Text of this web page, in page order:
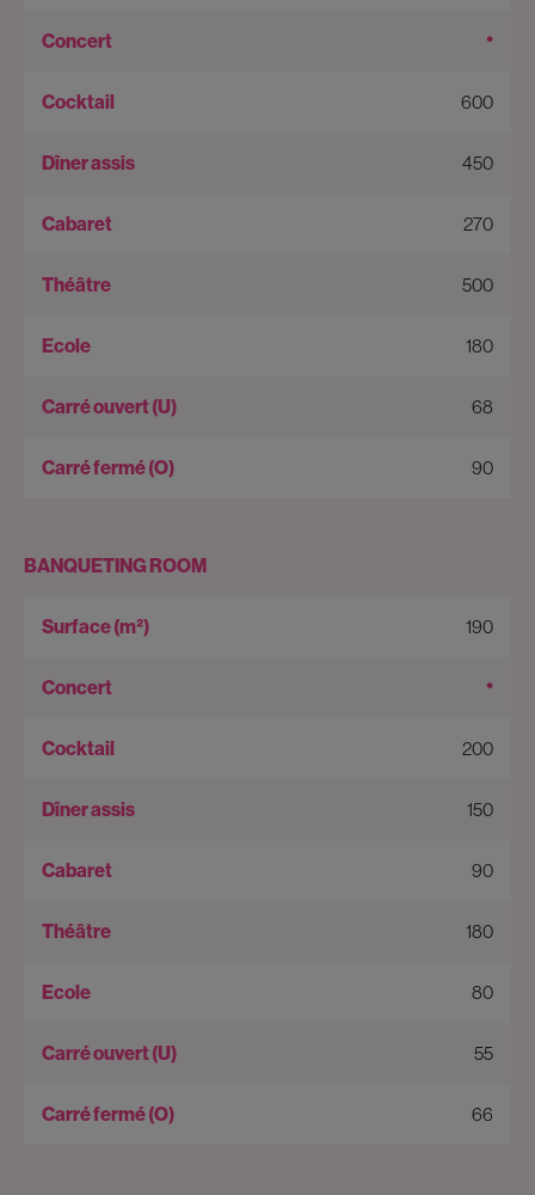
•
600
450
270
500
180
68
90
BANQUETING ROOM
190
•
200
150
90
180
80
55
66